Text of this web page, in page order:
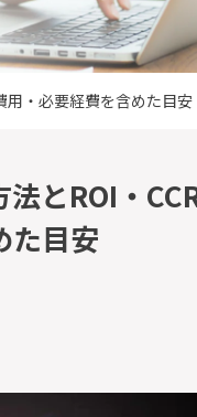
用・必要経費を含めた目安
とROI・
た目安